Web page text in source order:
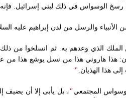
الوسواس في ذلك لبني إسرائيل‏.‏ فإنه
الأنبياء والرسل من لدن إبراهيم
من الملك الذي وعدهم به‏.‏ ثم انسلخوا من
هذا هاروني هذا من نسل يوشع هذا من
هذا الهذيان‏.‏"
المجتمعي"، بل يأبى إلا أن يضيف